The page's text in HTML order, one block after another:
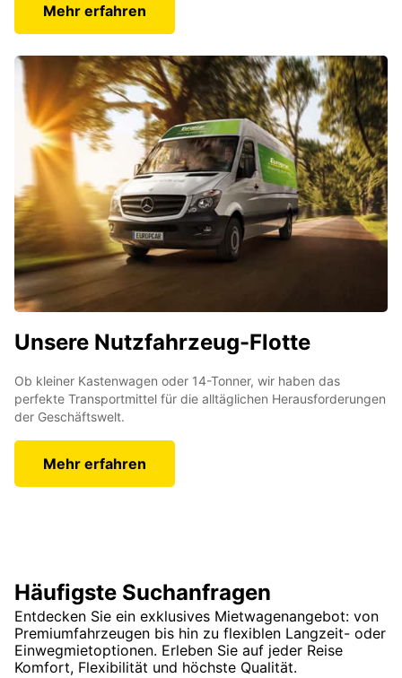
Mehr erfahren
Unsere Nutzfahrzeug-Flotte
Ob kleiner Kastenwagen oder 14-Tonner, wir haben das
perfekte Transportmittel für die alltäglichen Herausforderungen
der Geschäftswelt.
Mehr erfahren
Häufigste Suchanfragen
Entdecken Sie ein exklusives Mietwagenangebot: von
Premiumfahrzeugen bis hin zu flexiblen Langzeit- oder
Einwegmietoptionen. Erleben Sie auf jeder Reise
Komfort, Flexibilität und höchste Qualität.